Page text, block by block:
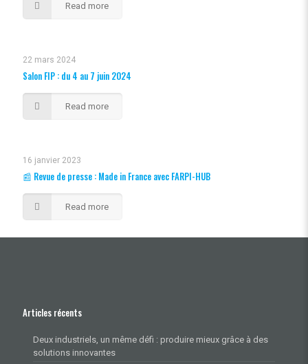
Read more
22 mars 2024
Salon FIP : du 4 au 7 juin 2024
Read more
16 janvier 2023
📰 Revue de presse : Made in France avec FARPI-HUB
Read more
Articles récents
Deux industriels, un même défi : produire mieux grâce à des
solutions innovantes